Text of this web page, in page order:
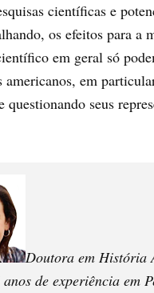
científicas e
os efeitos para a
em geral só
americanos, em
questionando seus
Doutora em História
de experiência em